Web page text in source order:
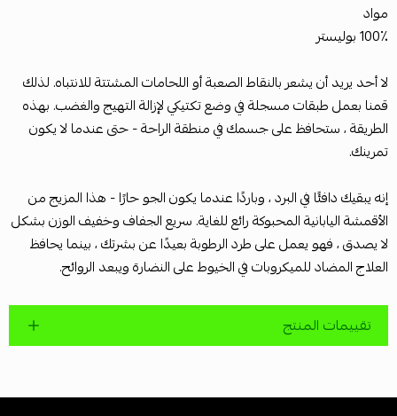
مواد
100٪ بوليستر
لا أحد يريد أن يشعر بالنقاط الصعبة أو اللحامات المشتتة للانتباه. لذلك
قمنا بعمل طبقات مسجلة في وضع تكتيكي لإزالة التهيج والغضب. بهذه
الطريقة ، ستحافظ على جسمك في منطقة الراحة - حتى عندما لا يكون
تمرينك.
إنه يبقيك دافئًا في البرد ، وباردًا عندما يكون الجو حارًا - هذا المزيج من
الأقمشة اليابانية المحبوكة رائع للغاية. سريع الجفاف وخفيف الوزن بشكل
لا يصدق ، فهو يعمل على طرد الرطوبة بعيدًا عن بشرتك ، بينما يحافظ
العلاج المضاد للميكروبات في الخيوط على النضارة ويبعد الروائح.
تقييمات المنتج